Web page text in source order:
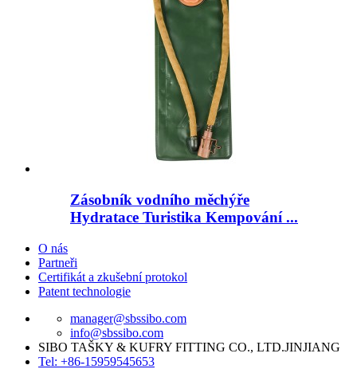
Zásobník vodního měchýře
Hydratace Turistika Kempování ...
O nás
Partneři
Certifikát a zkušební protokol
Patent technologie
manager@sbssibo.com
info@sbssibo.com
SIBO TAŠKY & KUFRY FITTING CO., LTD.JINJIANG
Tel: +86-15959545653